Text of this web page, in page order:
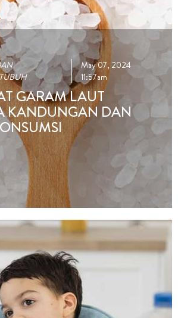
May 07, 2024
11:57am
GARAM LAUT
KANDUNGAN DAN